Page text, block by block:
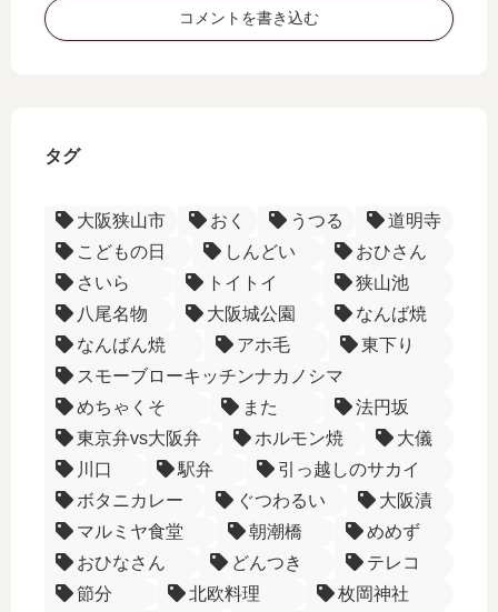
コメントを書き込む
タグ
大阪狭山市 おく うつる
道明寺
こどもの日
しんどい
おひさん
さいら
トイトイ
狭山池
八尾名物
大阪城公園
なんば焼
なんばん焼
アホ毛
東下り
スモーブローキッチンナカノシマ
めちゃくそ
また
法円坂
東京弁vs大阪弁
ホルモン焼
大儀
川口
駅弁
引っ越しのサカイ
ボタニカレー
ぐつわるい
大阪漬
マルミヤ食堂
朝潮橋
めめず
おひなさん
どんつき
テレコ
節分
北欧料理 枚岡神社